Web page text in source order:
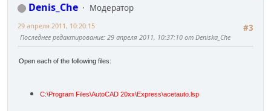
Denis_Che
Модератор
#3
29 апреля 2011, 10:20:15
Последнее редактирование: 29 апреля 2011, 10:37:10 от Deniska_Che
Open each of the following files:
C:\Program Files\AutoCAD 20xx\Express\acetauto.lsp